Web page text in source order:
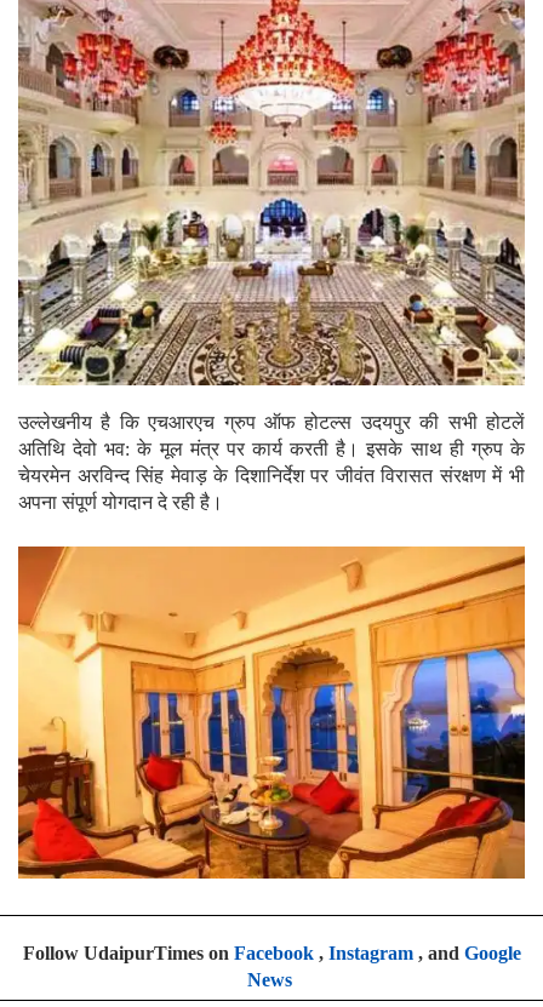
उल्लेखनीय है कि एचआरएच ग्रुप ऑफ होटल्स उदयपुर की सभी होटलें
अतिथि देवो भव: के मूल मंत्र पर कार्य करती है। इसके साथ ही ग्रुप के
चेयरमेन अरविन्द सिंह मेवाड़ के दिशानिर्देश पर जीवंत विरासत संरक्षण में भी
अपना संपूर्ण योगदान दे रही है।
Follow UdaipurTimes on Facebook, Instagram, and Google
News